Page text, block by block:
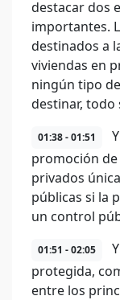
destacar dos
importantes.
destinados a
viviendas en
ningún tipo
destinar, todo
01:38 - 01:51
promoción
privados
públicas si la
un control
01:51 - 02:05
protegida,
entre los